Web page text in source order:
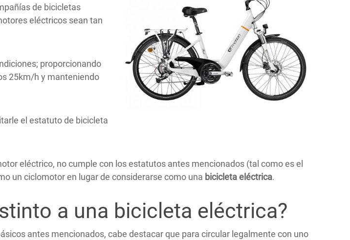
de bicicletas
eléctricos sean tan
proporcionando
25km/h y manteniendo
el estatuto de bicicleta
eléctrico, no cumple con los estatutos antes mencionados (tal como es el
un ciclomotor en lugar de considerarse como una bicicleta eléctrica.
a una bicicleta eléctrica?
antes mencionados, cabe destacar que para circular legalmente con uno